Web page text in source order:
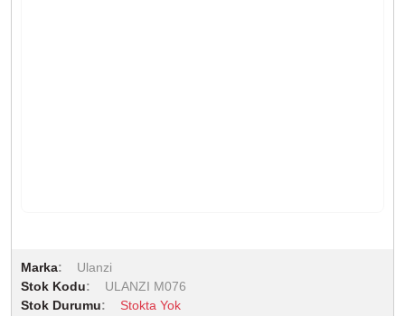
Marka
Ulanzi
Stok Kodu
ULANZI M076
Stok Durumu
Stokta Yok